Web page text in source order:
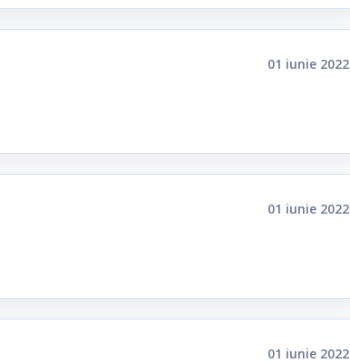
01 iunie 2022
01 iunie 2022
01 iunie 2022